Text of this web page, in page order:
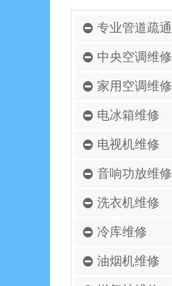
专业管道疏通
中央空调维修
家用空调维修
电冰箱维修
电视机维修
音响功放维修
洗衣机维修
冷库维修
油烟机维修